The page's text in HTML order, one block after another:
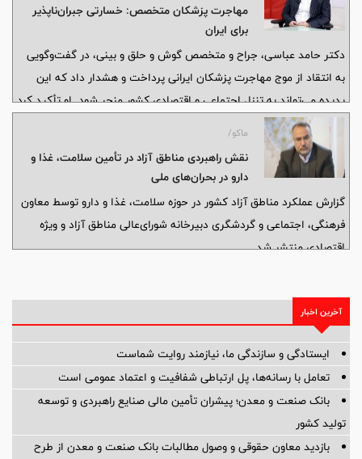
مهاجرت پزشکان متخصص: خسارتی جبران‌ناپذیر
برای ایران
دکتر حامد عباسی، جراح و متخصص گوش و حلق و بینی، در گفت‌وگویی
به انتقاد از موج مهاجرت پزشکان ایرانی پرداخت و هشدار داد که این
پدیده می‌تواند به تنزل اجتماعی و اقتصادی کشور منجر شود. او تأکید کرد
که سرمایه‌های انسانی ارزشمندی که برای آموزش و پرورش آنها هزینه
شده، در زمان شکوفایی کشور را ترک می‌کنند و این موضوع به شدت بر
آینده ایران تأثیر خواهد گذاشت.
ماکو/
نقش راهبردی مناطق آزاد در تأمین سلامت، غذا و
دارو در بحران‌های ملی
گزارش عملکرد مناطق آزاد کشور در حوزه سلامت، غذا و دارو توسط معاون
فرهنگی، اجتماعی و گردشگری دبیرخانه شورای‌عالی مناطق آزاد و ویژه
اقتصادی منتشر شد
آخرین اخبار
ایستادگی و سازندگی ما، نیازمند روایت شماست
تعامل با رسانه‌ها، پل ارتباطی شفافیت و اعتماد عمومی است
بانک صنعت و معدن؛ پیشران تأمین مالی صنایع راهبردی و توسعه
تولید کشور
بازدید معاون حقوقی و وصول مطالبات بانک صنعت و معدن از طرح